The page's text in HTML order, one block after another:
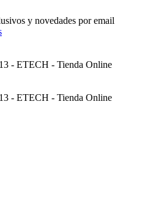
y novedades por email